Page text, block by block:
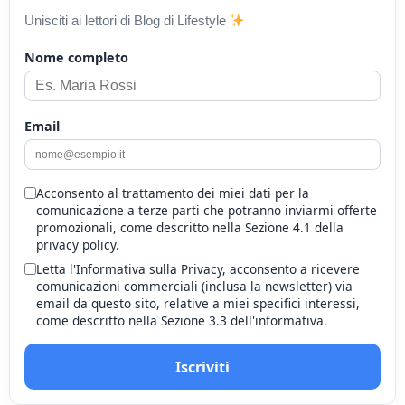
Unisciti ai lettori di Blog di Lifestyle
Nome completo
Email
Acconsento al trattamento dei miei dati per la
comunicazione a terze parti che potranno inviarmi offerte
promozionali, come descritto nella Sezione 4.1 della
privacy policy.
Letta l'Informativa sulla Privacy, acconsento a ricevere
comunicazioni commerciali (inclusa la newsletter) via
email da questo sito, relative a miei specifici interessi,
come descritto nella Sezione 3.3 dell'informativa.
Iscriviti